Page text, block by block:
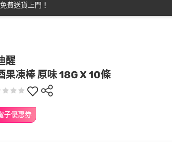
費送貨上門！
醒
果凍棒 原味 18G X 10條
子優惠券